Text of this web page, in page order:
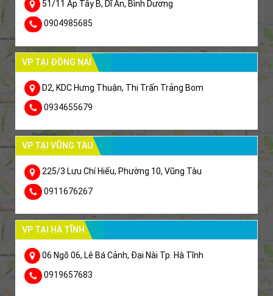
51/11 Ấp Tây B, Dĩ An, Bình Dương
0904985685
VP TẠI ĐỒNG NAI
D2, KDC Hưng Thuận, Thị Trấn Trảng Bom
0934655679
VP TẠI VŨNG TÀU
225/3 Lưu Chí Hiếu, Phường 10, Vũng Tàu
0911676267
VP TẠI HÀ TĨNH
06 Ngõ 06, Lê Bá Cảnh, Đại Nài Tp. Hà Tĩnh
0919657683